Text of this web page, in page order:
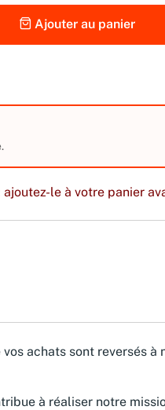
Ajouter au panier
le à votre panier
vos achats sont reversés
à réaliser notre